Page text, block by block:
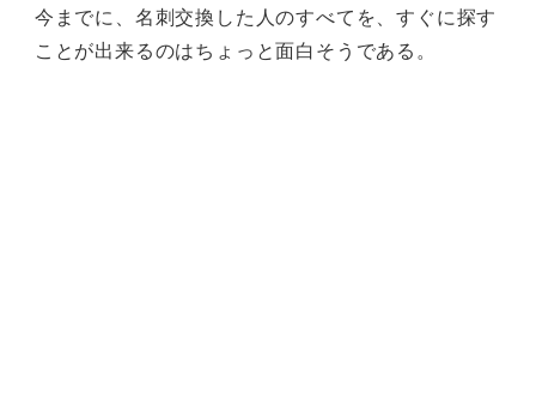
今までに、名刺交換した人のすべてを、すぐに探す
ことが出来るのはちょっと面白そうである。